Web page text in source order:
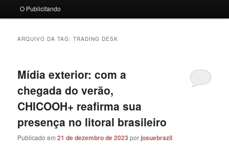
O Publicitando
ARQUIVO DA TAG:TRADING DESK
Mídia exterior: com a
chegada do verão,
CHICOOH+ reafirma sua
presença no litoral brasileiro
Publicado em21 de dezembro de 2023 porjosuebrazil